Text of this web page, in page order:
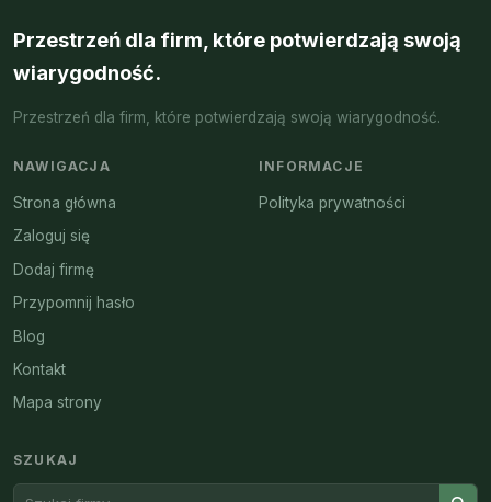
Przestrzeń dla firm, które potwierdzają swoją
wiarygodność.
Przestrzeń dla firm, które potwierdzają swoją wiarygodność.
NAWIGACJA
Strona główna
Zaloguj się
Dodaj firmę
Przypomnij hasło
Blog
Kontakt
Mapa strony
INFORMACJE
Polityka prywatności
SZUKAJ